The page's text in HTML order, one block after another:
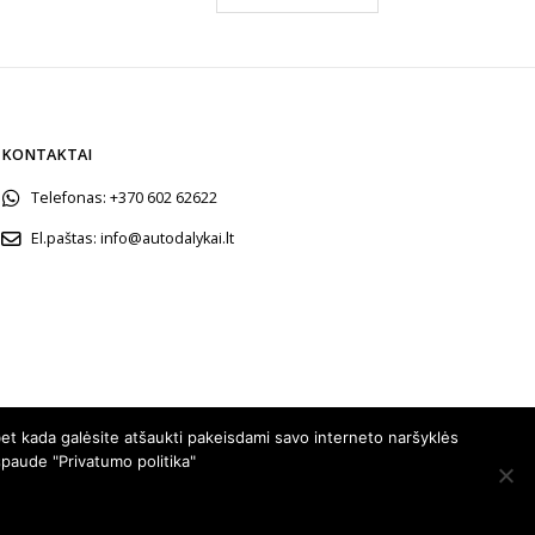
through
KONTAKTAI
Telefonas: +370 602 62622
El.paštas: info@autodalykai.lt
kada galėsite atšaukti pakeisdami savo interneto naršyklės
"Privatumo politika"